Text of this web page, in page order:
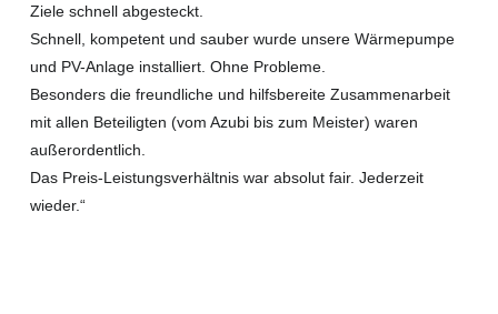
Ziele schnell abgesteckt.
Schnell, kompetent und sauber wurde unsere Wärmepumpe
und PV-Anlage installiert. Ohne Probleme.
Besonders die freundliche und hilfsbereite Zusammenarbeit
mit allen Beteiligten (vom Azubi bis zum Meister) waren
außerordentlich.
Das Preis-Leistungsverhältnis war absolut fair. Jederzeit
wieder.“